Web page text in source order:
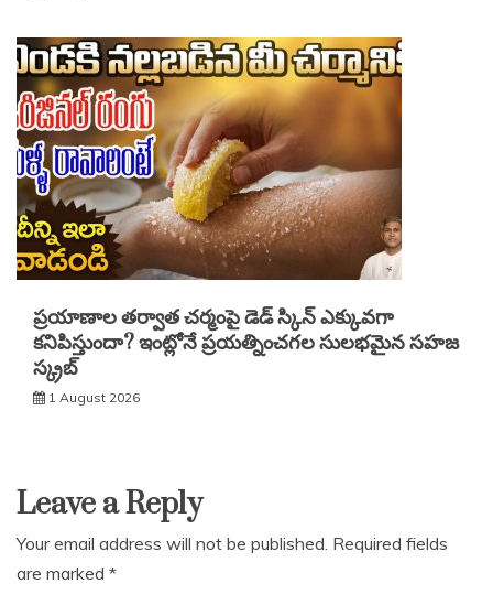
ప్రయాణాల తర్వాత చర్మంపై డెడ్ స్కిన్ ఎక్కువగా
కనిపిస్తుందా? ఇంట్లోనే ప్రయత్నించగల సులభమైన సహజ
స్క్రబ్
1 August 2026
Leave a Reply
Your email address will not be published. Required fields
are marked *